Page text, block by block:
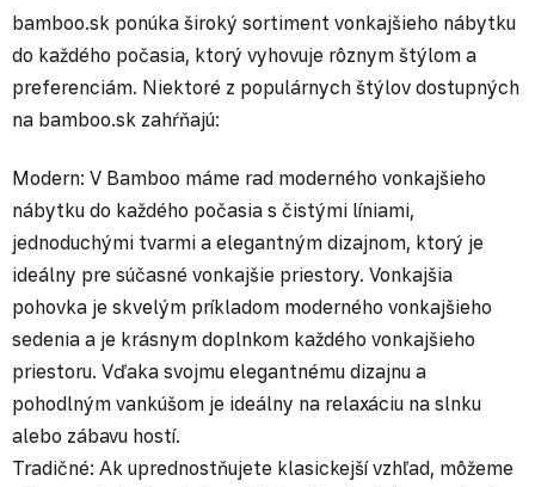
bamboo.sk ponúka široký sortiment vonkajšieho nábytku
do každého počasia, ktorý vyhovuje rôznym štýlom a
preferenciám. Niektoré z populárnych štýlov dostupných
na bamboo.sk zahŕňajú:
Modern: V Bamboo máme rad moderného vonkajšieho
nábytku do každého počasia s čistými líniami,
jednoduchými tvarmi a elegantným dizajnom, ktorý je
ideálny pre súčasné vonkajšie priestory. Vonkajšia
pohovka je skvelým príkladom moderného vonkajšieho
sedenia a je krásnym doplnkom každého vonkajšieho
priestoru. Vďaka svojmu elegantnému dizajnu a
pohodlným vankúšom je ideálny na relaxáciu na slnku
alebo zábavu hostí.
Tradičné: Ak uprednostňujete klasickejší vzhľad, môžeme